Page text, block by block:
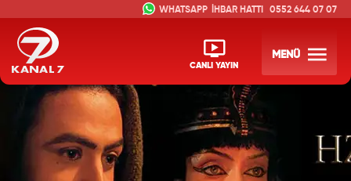
CANLI YAYIN
MENÜ
İHBAR HATTI 0552 644 07 07